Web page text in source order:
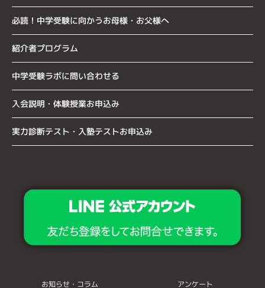
必読！中学受験に向かうお母様・お父様へ
紹介者プログラム
中学受験ラボに問い合わせる
入会説明・体験授業お申込み
実力診断テスト・入塾テストお申込み
お知らせ・コラム アンケート